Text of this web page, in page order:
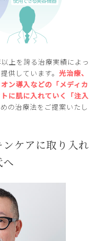
上を誇る治療実績によっ
供しています。 光治療、
ン導入などの「メディカ
に肌に入れていく「注入
の治療法をご提案いたし
ケアに取り入れ
へ